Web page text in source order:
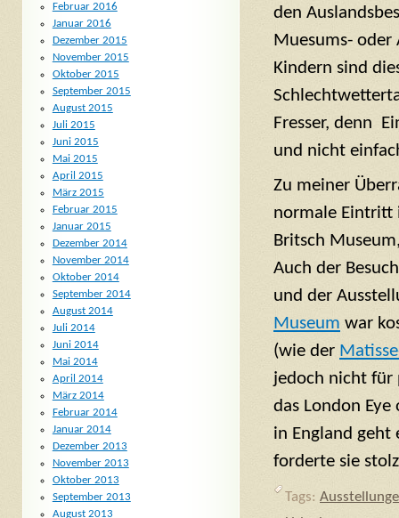
den
Muesums-
Kindern sind
Fresser, denn
und nicht
Zu meiner
normale Eintritt
Britsch
Auch der
und der
Museum war
(wie der
jedoch nicht für
das London
in England geht
forderte sie
Tags:
Februar 2016
Januar 2016
Dezember 2015
November 2015
Oktober 2015
September 2015
August 2015
Juli 2015
Juni 2015
Mai 2015
April 2015
März 2015
Februar 2015
Januar 2015
Dezember 2014
November 2014
Oktober 2014
September 2014
August 2014
Juli 2014
Juni 2014
Mai 2014
April 2014
März 2014
Februar 2014
Januar 2014
Dezember 2013
November 2013
Oktober 2013
September 2013
August 2013